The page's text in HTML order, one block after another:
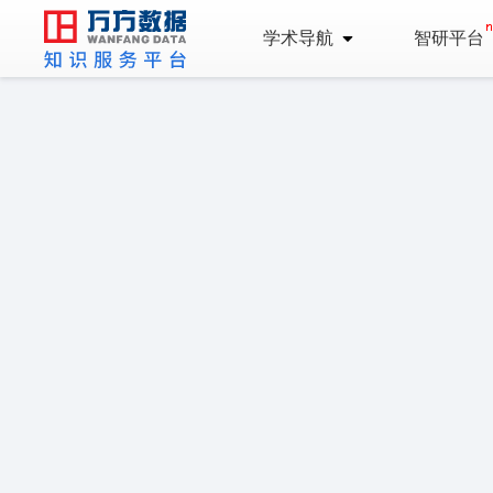
学术导航 智研平台